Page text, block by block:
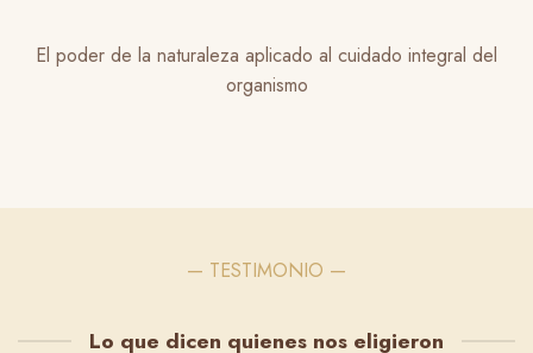
El poder de la naturaleza aplicado al cuidado integral del
organismo
— TESTIMONIO —
Lo que dicen quienes nos eligieron